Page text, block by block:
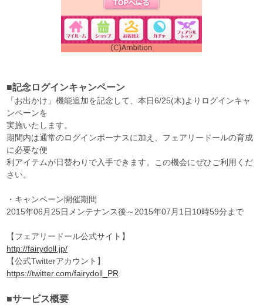
■記念ログインキャンペーン
「お出かけ」機能追加を記念して、本日6/25(木)よりログインキャ
ンペーンを
実施いたします。
期間内は通常のログインボーナスに加え、フェアリードールの育成
に必要な便
利アイテムが日替わりで入手できます。この機会にぜひご利用くだ
さい。
・キャンペーン開催期間
2015年06月25日メンテナンス後～2015年07月1日10時59分まで
【フェアリードール公式サイト】
http://fairydoll.jp/
【公式Twitterアカウント】
https://twitter.com/fairydoll_PR
■サービス概要